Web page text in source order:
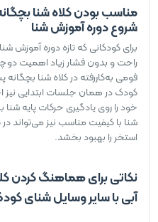
مناسب بودن کلاه شنا
شروع دوره آموزش شنا
برای کودکانی که تازه دوره آموزش
راحت و بدون فشار زیاد اهمیت
فومی به‌کاررفته در کلاه شنا
کودک در همان جلسات ابتدایی نیز
خود را روی یادگیری حرکات پایه
شنا با کیفیت مناسب نیز می‌تواند در
استخر را بهبود بخشد.
نکاتی برای هماهنگ کردن
آبی با سایر وسایل شنای